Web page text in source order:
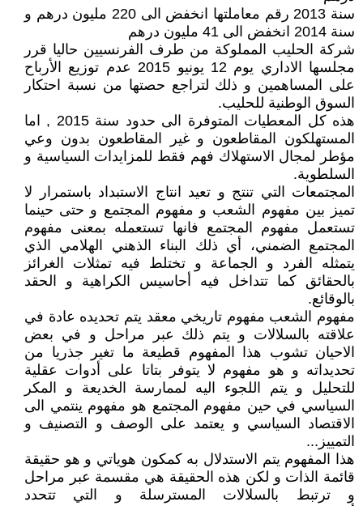
سنة 2013 رقم معاملتها انخفض الى 220 مليون درهم و
سنة 2014 انخفض الى 41 مليون درهم
شركة الحليب المملوكة من طرف الفرنسيين حاليا قرر
مجلسها الاداري يوم 12 يونيو 2015 عدم توزيع الأرباح
على المساهمين و ذلك لتراجع حصتها من نسبة احتكار
السوق الوطنية للحليب.
هذه كل المعطيات المتوفرة الى حدود سنة 2015 , اما
المستهلكون المقاطعون و غير المقاطعون بدون وعي
مؤطر لمجال الاستهلاك فهم فقط للمزايدات السياسية و
السلطوية.
المجتمعات التي تنتج و تعيد انتاج الاستبداد باستمرار لا
تميز بين مفهوم الشعب و مفهوم المجتمع و حتى حينما
تستعمل مفهوم المجتمع فانها تستعمله بمعنى مفهوم
المجتمع الضمني، أي ذلك البناء الذهني الهلامي الذي
يتمثله الفرد و الجماعة و تختلط فيه تمثلات الغرائز
بالحقائق كما تتداخل فيه أحاسيس الكراهية و الحقد
بالوقائع.
مفهوم الشعب مفهوم تاريخي معقد يتم تحديده عادة في
علاقته بالسلالات و يتم ذلك عبر مراحل و في بعض
الاحيان تشوب هذا المفهوم قطيعة ما تغير جذريا من
تحديداته و هو مفهوم لا يتوفر بتاتا على أدوات عقلية
للتحليل و يتم اللجوء اليه لممارسة الخديعة و المكر
السياسي في حين مفهوم المجتمع هو مفهوم ينتمي الى
الاقتصاد السياسي و يعتمد على الوصف و التصنيف و
التمييز...
هذا المفهوم يتم الاستدلال به كمكون هوياتي و هو حقيقة
قائمة الذات و لكن هذه الحقيقة هي مقسمة عبر مراحل
و ترتبط بالسلالات المسترسلة و التي تتحدد